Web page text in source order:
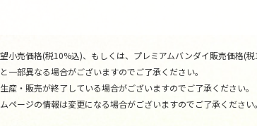
売価格(税10%込)、もしくは、プレミアムバンダイ販売価格(税
部異なる場合がございますのでご了承ください。
・販売が終了している場合がございますのでご了承ください。
ージの情報は変更になる場合がございますのでご了承ください。